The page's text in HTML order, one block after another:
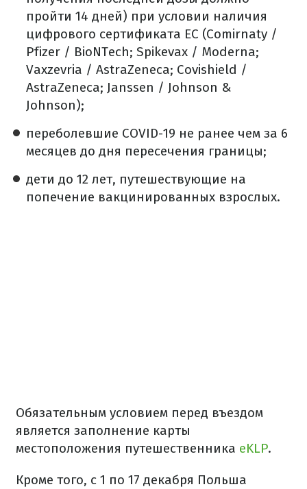
пройти 14 дней) при условии наличия
цифрового сертификата ЕС (Comirnaty /
Pfizer / BioNTech; Spikevax / Moderna;
Vaxzevria / AstraZeneca; Covishield /
AstraZeneca; Janssen / Johnson &
Johnson);
переболевшие COVID-19 не ранее чем за 6
месяцев до дня пересечения границы;
дети до 12 лет, путешествующие на
попечение вакцинированных взрослых.
Обязательным условием перед въездом
является заполнение карты
местоположения путешественника eKLP.
Кроме того, с 1 по 17 декабря Польша